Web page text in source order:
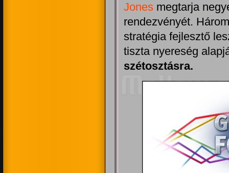
Jones megtarja
rendezvényét.
stratégia fejlesztő
tiszta nyereség
szétosztásra.